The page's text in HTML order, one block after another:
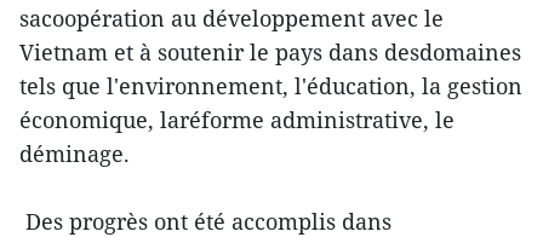
sacoopération au développement avec le
Vietnam et à soutenir le pays dans desdomaines
tels que l'environnement, l'éducation, la gestion
économique, laréforme administrative, le
déminage.
Des progrès ont été accomplis dans